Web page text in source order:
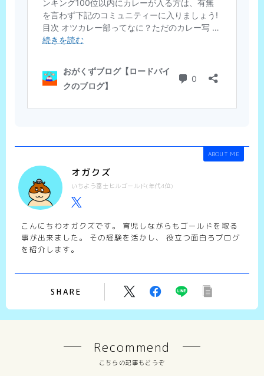
ABOUT ME
オガクズ
いちよう富士ヒルゴールド(年代4位)
こんにちわオガクズです。 育児しながらもゴールドを取る
事が出来ました。 その経験を活かし、 役立つ面白ろブログ
を紹介します。
SHARE
Recommend
こちらの記事もどうぞ